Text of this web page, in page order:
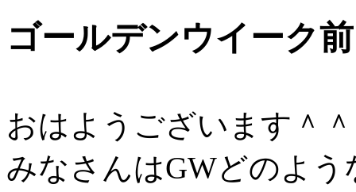
ゴールデンウイーク
おはようございます＾＾
みなさんはGWどのよ